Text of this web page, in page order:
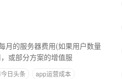
月的服务器费用(如果用户数量
或部分方案的增值服
日头条
app运营成本